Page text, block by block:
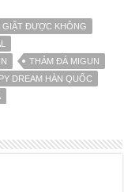
GIẶT ĐƯỢC KHÔNG
THẢM ĐÁ MIGUN
DREAM HÀN QUỐC